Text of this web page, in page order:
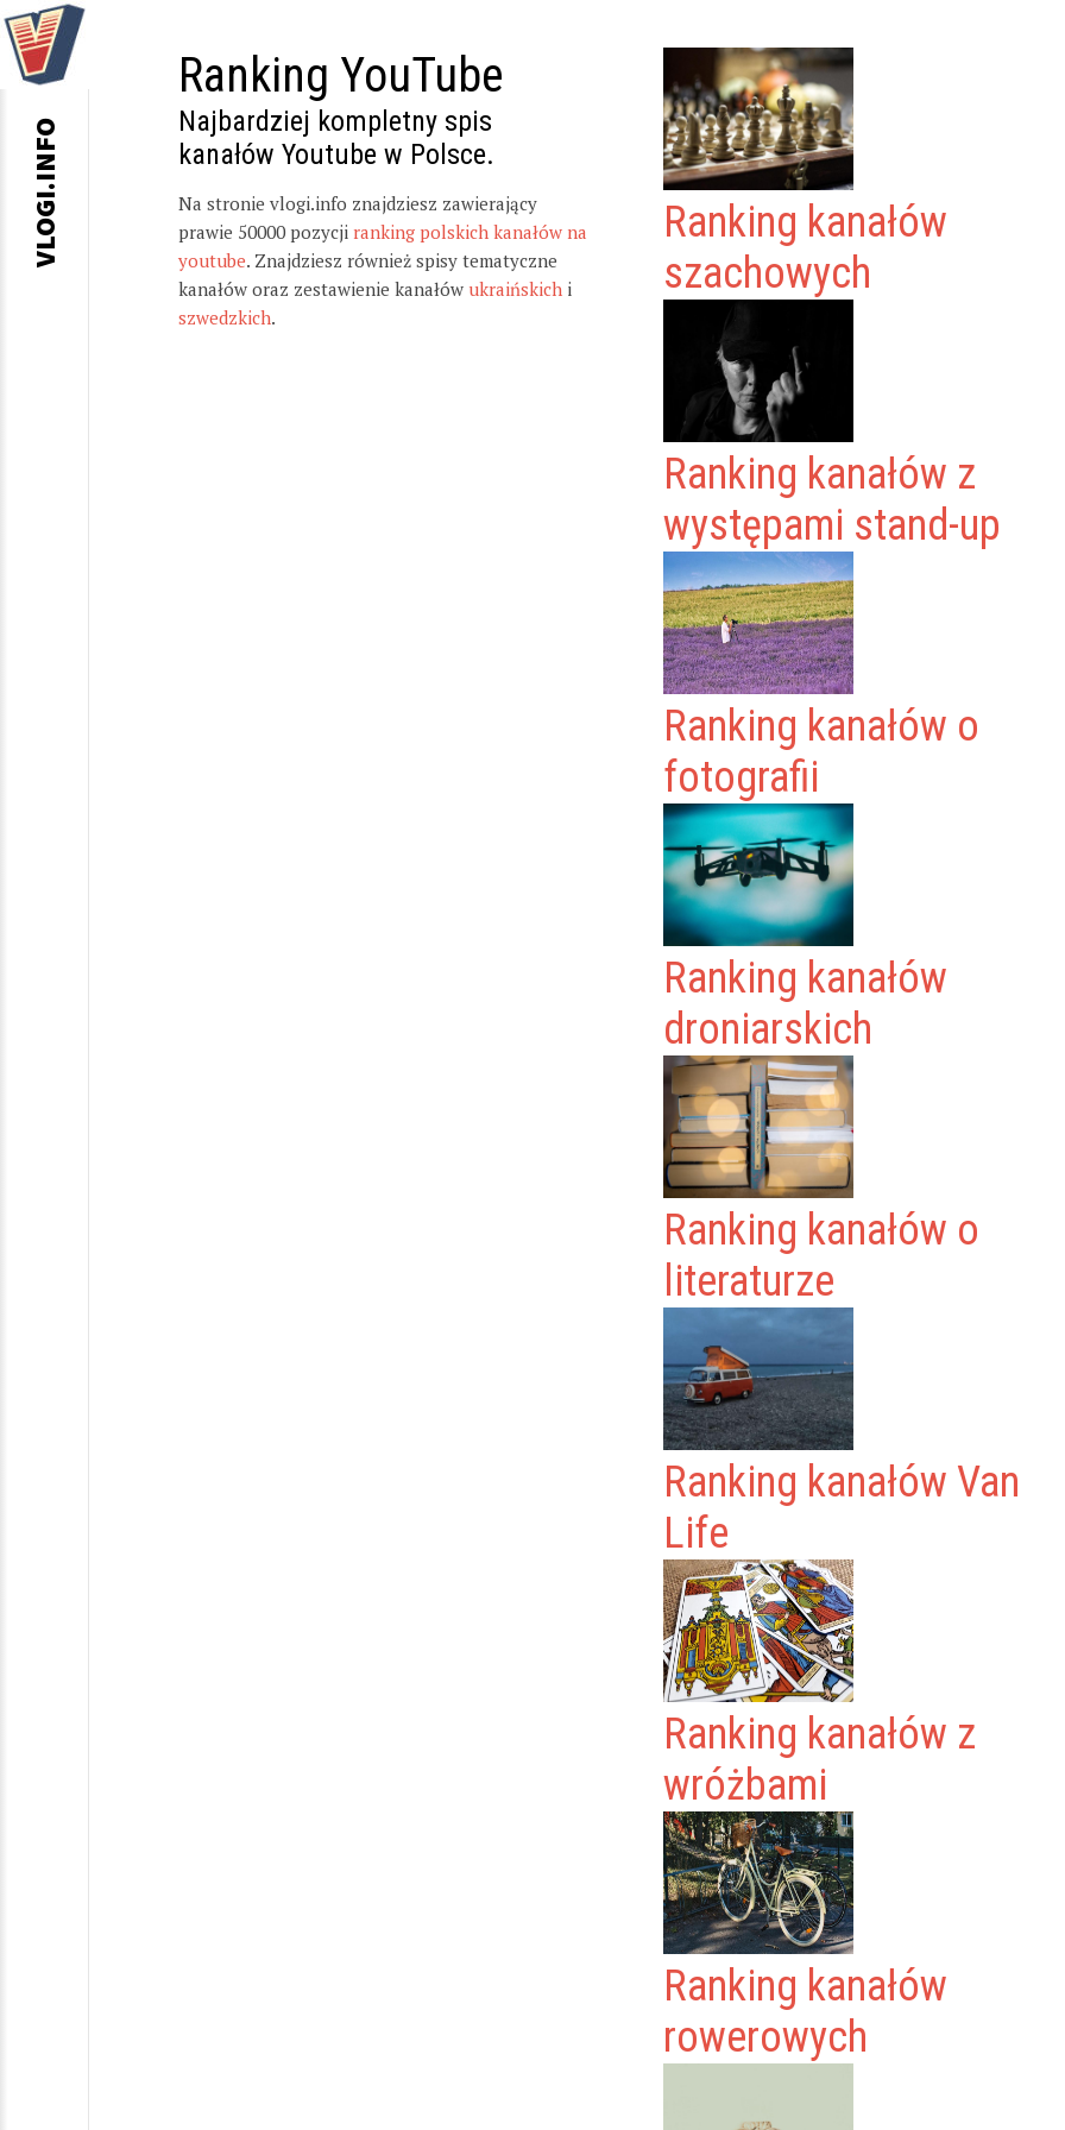
Ranking YouTube
Najbardziej kompletny spis
kanałów Youtube w Polsce.
Na stronie vlogi.info znajdziesz zawierający
prawie 50000 pozycji ranking polskich kanałów na
youtube. Znajdziesz również spisy tematyczne
kanałów oraz zestawienie kanałów ukraińskich i
szwedzkich.
Ranking kanałów
szachowych
Ranking kanałów z
występami stand-up
Ranking kanałów o
fotografii
Ranking kanałów
droniarskich
Ranking kanałów o
literaturze
Ranking kanałów Van
Life
Ranking kanałów z
wróżbami
Ranking kanałów
rowerowych
VLOGI.INFO